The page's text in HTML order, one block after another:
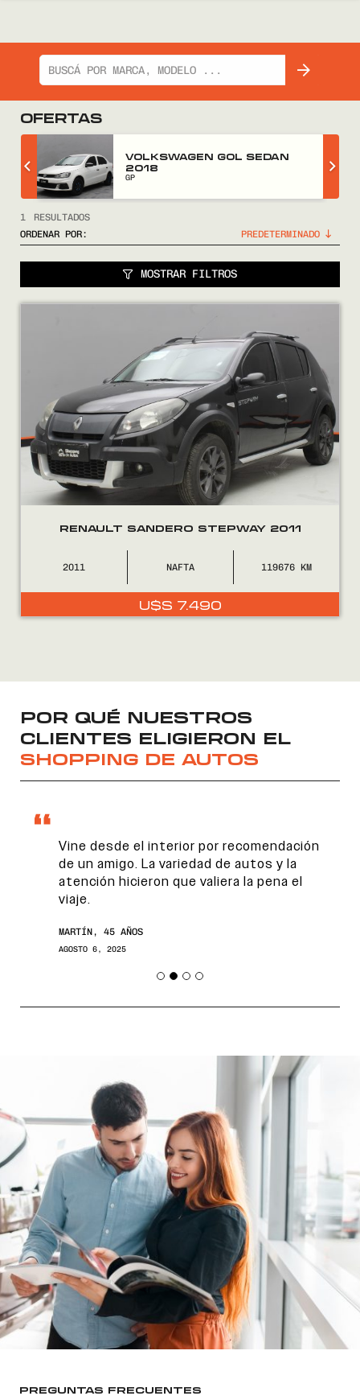
VENDÉ
FINANCIÁ
NOSOTROS
CONTACTO
0800
Encontranos en
OFERTAS
VOLKSWAGEN GOL SEDAN
2018
GP
1
RESULTADOS
ORDENAR POR:
MOSTRAR FILTROS
RENAULT SANDERO STEPWAY 2011
2011 NAFTA 119676
U$S 7.490
POR QUÉ NUESTROS
CLIENTES ELIGIERON EL
SHOPPING DE AUTOS
Vine desde el interior por recomendación
de un amigo. La variedad de autos y la
atención hicieron que valiera la pena el
viaje.
MARTÍN, 45 AÑOS
AGOSTO 6, 2025
PREGUNTAS FRECUENTES